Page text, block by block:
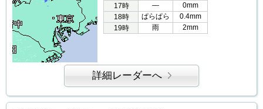
17時
―
0mm
18時
ぱらぱら
0.4mm
19時
雨 2mm
詳細レーダーへ